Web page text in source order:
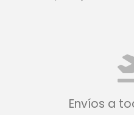
Envíos a